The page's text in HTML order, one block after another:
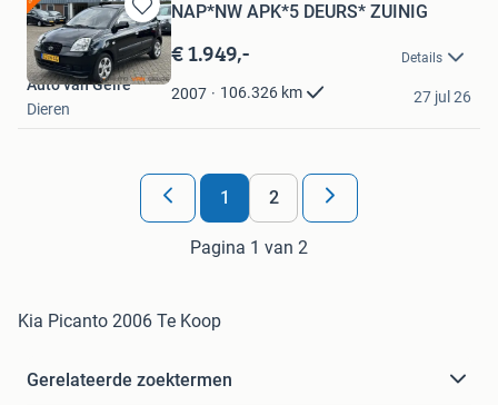
Bewaren
in
Mijn
Favorieten
NAP*NW APK*5 DEURS* ZUINIG
€ 1.949,- Details
2007 106.326 km
Auto van Gelre
Dieren
27 jul 26
1 2
Pagina 1 van 2
Kia Picanto 2006 Te Koop
Gerelateerde zoektermen